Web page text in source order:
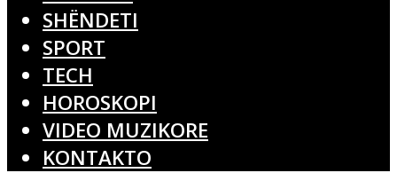
SHËNDETI
SPORT
TECH
HOROSKOPI
VIDEO MUZIKORE
KONTAKTO